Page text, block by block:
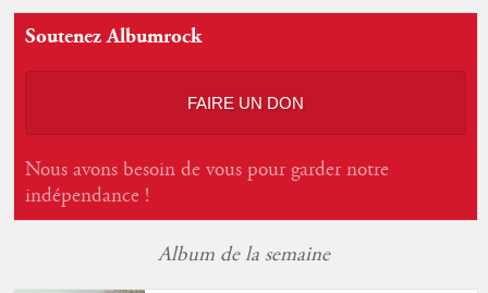
Soutenez Albumrock
FAIRE UN DON
Nous avons besoin de vous pour garder notre
indépendance !
Album de la semaine